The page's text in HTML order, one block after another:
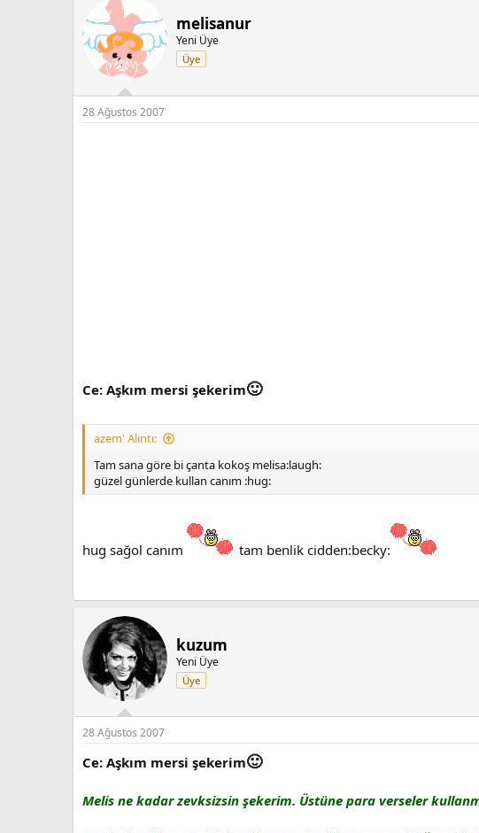
melisanur
Yeni Üye
Üye
28 Ağustos 2007
Ce: Aşkım mersi şekerim🙂
azem' Alıntı:
Tam sana göre bi çanta kokoş melisa:laugh:
güzel günlerde kullan canım :hug:
hug sağol canım tam benlik cidden:becky:
kuzum
Yeni Üye
Üye
28 Ağustos 2007
Ce: Aşkım mersi şekerim🙂
Melis ne kadar zevksizsin şekerim. Üstüne para verseler